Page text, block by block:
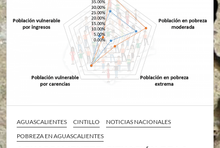
AGUASCALIENTES CINTILLO
NOTICIAS NACIONALES
POBREZA EN AGUASCALIENTES